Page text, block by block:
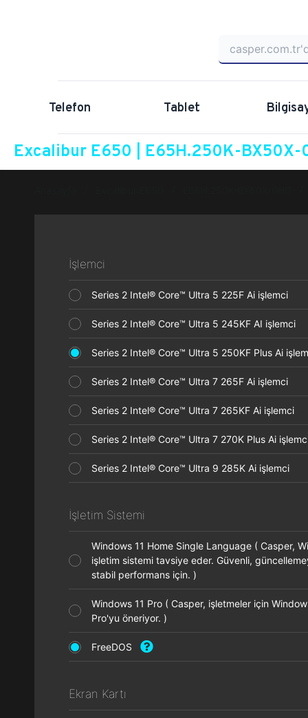
Telefon Tablet
Excalibur E650 | E65H.250K-BX50X-
İşlemci
Series 2 Intel® Core™ Ultra 5 225F Ai işlemci
Series 2 Intel® Core™ Ultra 5 245KF AI işlemci
Series 2 Intel® Core™ Ultra 5 250KF Plus Ai
Series 2 Intel® Core™ Ultra 7 265F Ai işlemci
Series 2 Intel® Core™ Ultra 7 265KF Ai işlemci
Series 2 Intel® Core™ Ultra 7 270K Plus Ai
Series 2 Intel® Core™ Ultra 9 285K Ai işlemci
İşletim Sistemi
Windows 11 Home Single Language ( Casper,
işletim sistemi tavsiye eder. Güvenli,
stabil performans için. )
Windows 11 Pro ( Casper, işletmeler için
Pro'yu öneriyor. )
FreeDOS
Ekran Kartı